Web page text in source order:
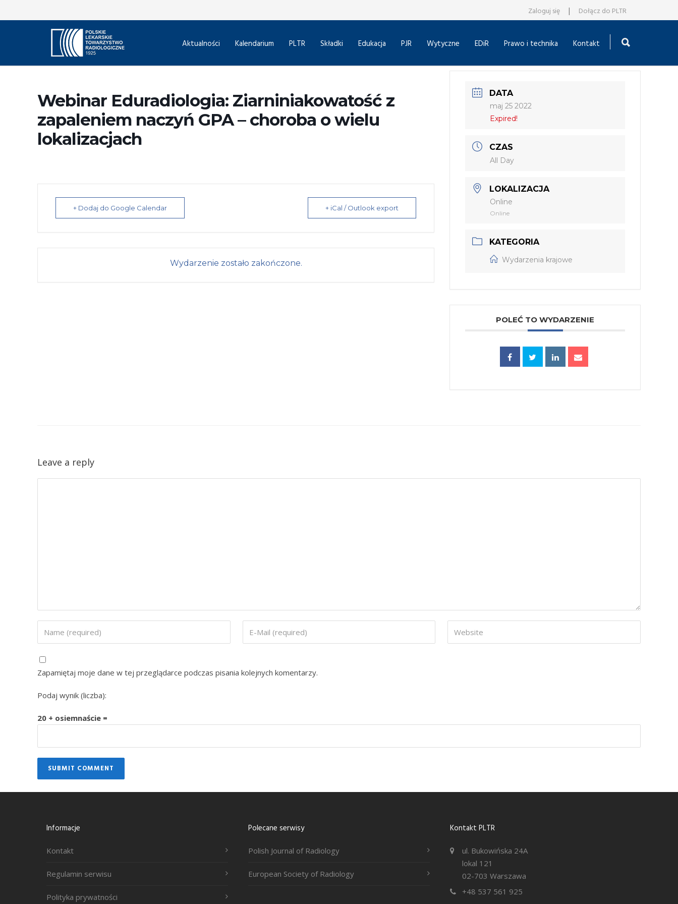
Zaloguj się | Dołącz do PLTR
Aktualności Kalendarium PLTR Składki Edukacja PJR Wytyczne EDiR Prawo i technika Kontakt
Webinar Eduradiologia: Ziarniniakowatość z
zapaleniem naczyń GPA – choroba o wielu
lokalizacjach
+ Dodaj do Google Calendar + iCal / Outlook export
Wydarzenie zostało zakończone.
DATA
maj 25 2022
Expired!
CZAS
All Day
LOKALIZACJA
Online
Online
KATEGORIA
Wydarzenia krajowe
POLEĆ TO WYDARZENIE
Leave a reply
Zapamiętaj moje dane w tej przeglądarce podczas pisania kolejnych komentarzy.
Podaj wynik (liczba):
20 + osiemnaście =
Informacje
Kontakt
Regulamin serwisu
Polityka prywatności
Polecane serwisy
Polish Journal of Radiology
European Society of Radiology
Kontakt PLTR
ul. Bukowińska 24A
lokal 121
02-703 Warszawa
+48 537 561 925